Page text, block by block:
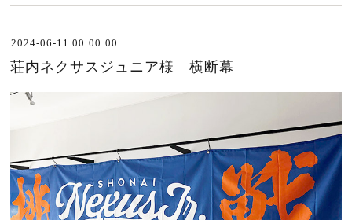
2024-06-11 00:00:00
荘内ネクサスジュニア様 横断幕